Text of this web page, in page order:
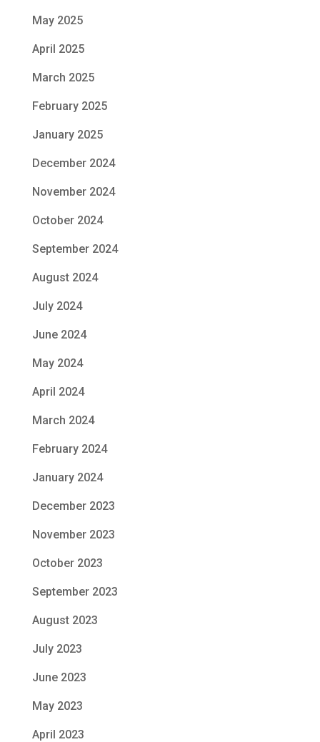
May 2025
April 2025
March 2025
February 2025
January 2025
December 2024
November 2024
October 2024
September 2024
August 2024
July 2024
June 2024
May 2024
April 2024
March 2024
February 2024
January 2024
December 2023
November 2023
October 2023
September 2023
August 2023
July 2023
June 2023
May 2023
April 2023